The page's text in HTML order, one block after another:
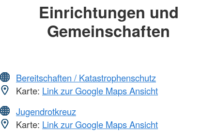
Einrichtungen und
Gemeinschaften
Bereitschaften / Katastrophenschutz
Karte: Link zur Google Maps Ansicht
Jugendrotkreuz
Karte: Link zur Google Maps Ansicht